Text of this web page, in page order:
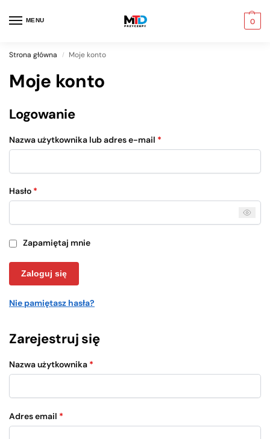
MENU 0
Strona główna / Moje konto
Moje konto
Logowanie
Nazwa użytkownika lub adres e-mail *
Hasło *
Zapamiętaj mnie
Zaloguj się
Nie pamiętasz hasła?
Zarejestruj się
Nazwa użytkownika *
Adres email *